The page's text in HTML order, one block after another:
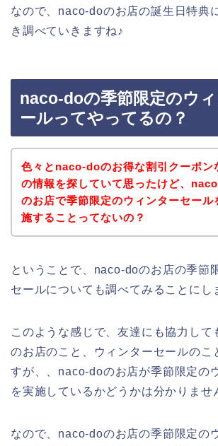
なので、naco-doのお店の誕生日特典
き調べていきますね♪
naco-doの季節限定のウ
ールってやってるの？
色々とnaco-doのお得な割引クーポン
の情報を探していて思ったけど、
のお店で季節限定のウィンターセール
施することってないの？
ということで、naco-doのお店の季節
セールについても調べてみることにし
このような感じで、友達にも協力し
のお店のこと、ウィンターセールのこ
すが、、naco-doのお店が季節限定の
を実施しているかどうかは分かりませ
なので、naco-doのお店の季節限定の